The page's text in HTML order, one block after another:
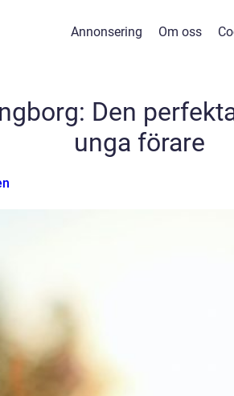
Annonsering Om oss
Den
unga förare